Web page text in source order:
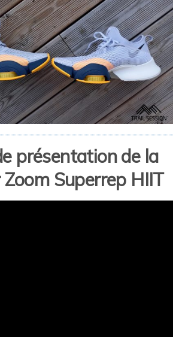
présentation de la
Superrep HIIT